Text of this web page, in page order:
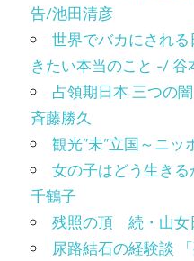
告/池田清彦
世界でバカにされ
きたい本当のこと -/ 谷
占領期日本 三つの
斉藤勝久
観光”未”立国～ニ
女の子はどう生き
千鶴子
残照の頂 続・山女
尿路結石の経験談